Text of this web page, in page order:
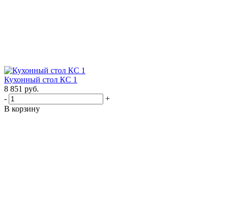
Кухонный стол КС 1
8 851 руб.
-
+
В корзину